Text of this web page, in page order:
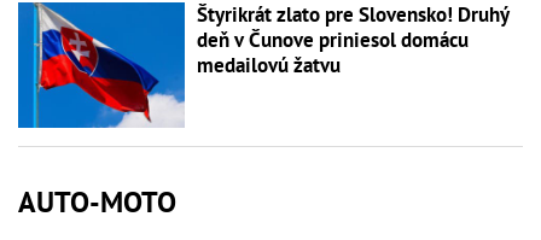
Štyrikrát zlato pre Slovensko! Druhý
deň v Čunove priniesol domácu
medailovú žatvu
AUTO-MOTO